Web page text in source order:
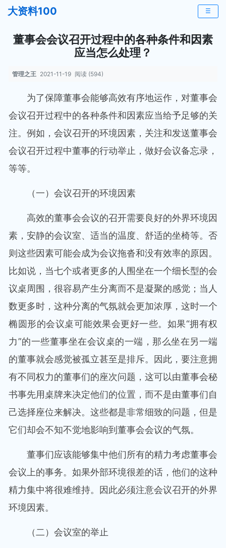
大资料100 ☰
董事会会议召开过程中的各种条件和因素
应当怎么处理？
管理之王 2021-11-19 阅读 (594)
为了保障董事会能够高效有序地运作，对董事会
会议召开过程中的各种条件和因素应当给予足够的关
注。例如，会议召开的环境因素，关注和发送董事会
会议召开过程中董事的行动举止，做好会议备忘录，
等等。
（一）会议召开的环境因素
高效的董事会会议的召开需要良好的外界环境因
素，安静的会议室、适当的温度、舒适的坐椅等。否
则这些因素可能会成为会议拖沓和没有效率的原因。
比如说，当七个或者更多的人围坐在一个细长型的会
议桌周围，很容易产生分离而不是凝聚的感觉；当人
数更多时，这种分离的气氛就会更加浓厚，这时一个
椭圆形的会议桌可能效果会更好一些。如果“拥有权
力”的一些董事坐在会议桌的一端，那么坐在另一端
的董事就会感觉被孤立甚至是排斥。因此，要注意拥
有不同权力的董事们的座次问题，这可以由董事会秘
书事先用桌牌来决定他们的位置，而不是由董事们自
己选择座位来解决。这些都是非常细致的问题，但是
它们却会不知不觉地影响到董事会会议的气氛。
董事们应该能够集中他们所有的精力考虑董事会
会议上的事务。如果外部环境很差的话，他们的这种
精力集中将很难维持。因此必须注意会议召开的外界
环境因素。
（二）会议室的举止